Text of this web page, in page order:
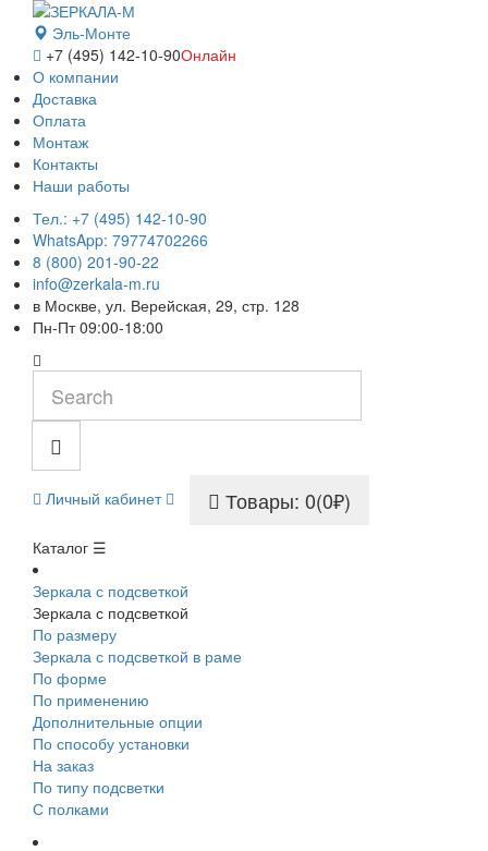
Эль-Монте
+7 (495) 142-10-90Онлайн
О компании
Доставка
Оплата
Монтаж
Контакты
Наши работы
Тел.: +7 (495) 142-10-90
WhatsApp: 79774702266
8 (800) 201-90-22
info@zerkala-m.ru
в Москве, ул. Верейская, 29, стр. 128
Пн-Пт 09:00-18:00
Личный кабинет Товары: 0(0₽)
Каталог ☰
Зеркала с подсветкой
Зеркала с подсветкой
По размеру
Зеркала с подсветкой в раме
По форме
По применению
Дополнительные опции
По способу установки
На заказ
По типу подсветки
С полками